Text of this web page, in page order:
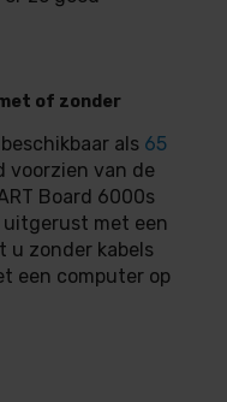
of zonder
als 65
voorzien van de
Board 6000s
uitgerust met een
u zonder kabels
een computer op